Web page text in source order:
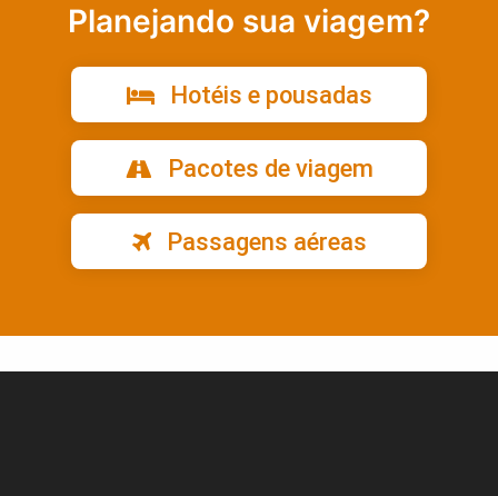
Planejando sua viagem?
Hotéis e pousadas
Pacotes de viagem
Passagens aéreas